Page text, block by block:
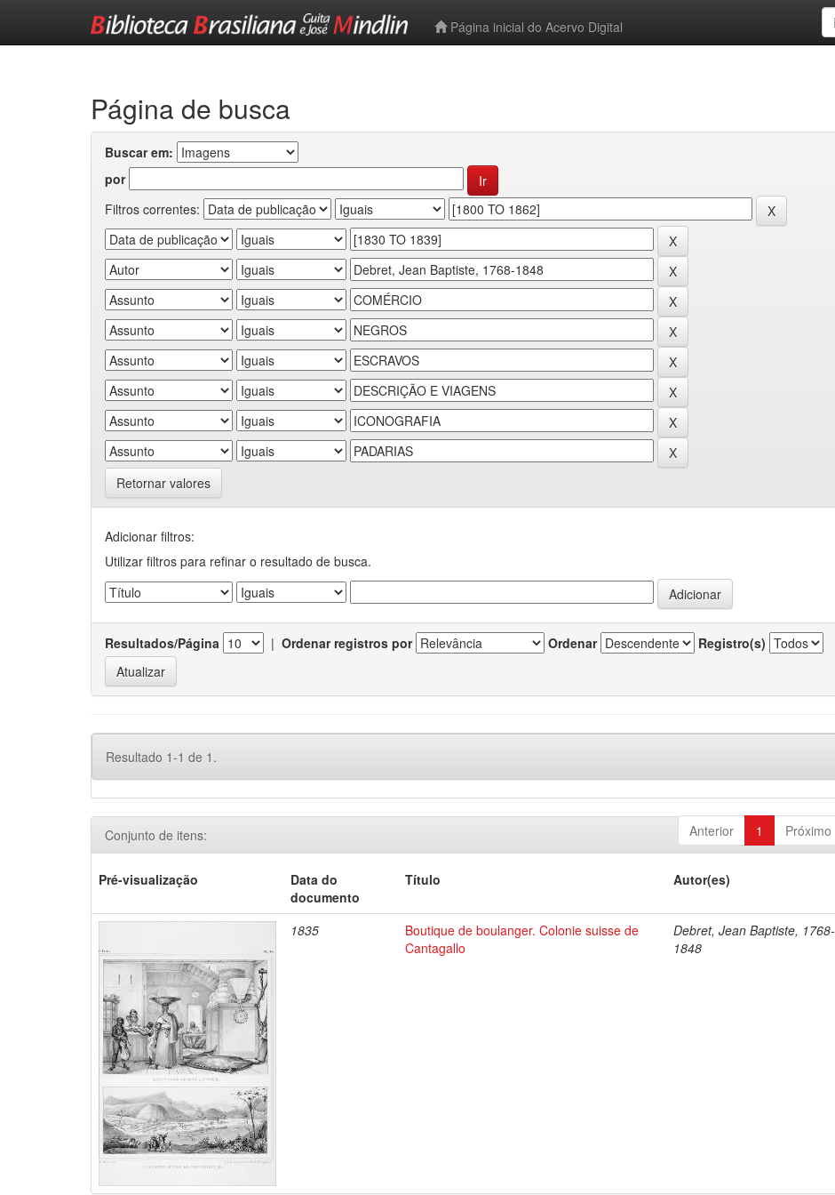
Página inicial do Acervo Digital
Página de busca
Buscar em:
por
Filtros correntes:
Retornar valores
Adicionar filtros:
Utilizar filtros para refinar o resultado de busca.
Resultados/Página | Ordenar registros por Ordenar Registro(s)
Resultado 1-1 de 1.
Anterior 1 Próximo
Conjunto de itens:
Pré-visualização
Data do
documento
Título Autor(es)
1835
Boutique de boulanger. Colonie suisse de
Cantagallo
Debret, Jean Baptiste, 1768-
1848